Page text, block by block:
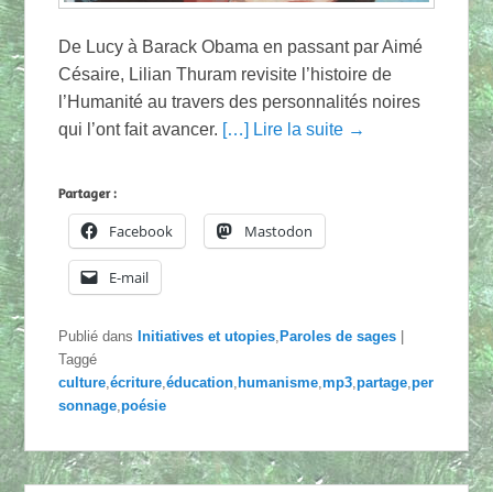
De Lucy à Barack Obama en passant par Aimé
Césaire, Lilian Thuram revisite l’histoire de
l’Humanité au travers des personnalités noires
qui l’ont fait avancer. […] Lire la suite →
Partager :
Facebook Mastodon
E-mail
Publié dans Initiatives et utopies, Paroles de sages
Taggé
culture,écriture,éducation, humanisme,mp3,partage,per
sonnage,poésie